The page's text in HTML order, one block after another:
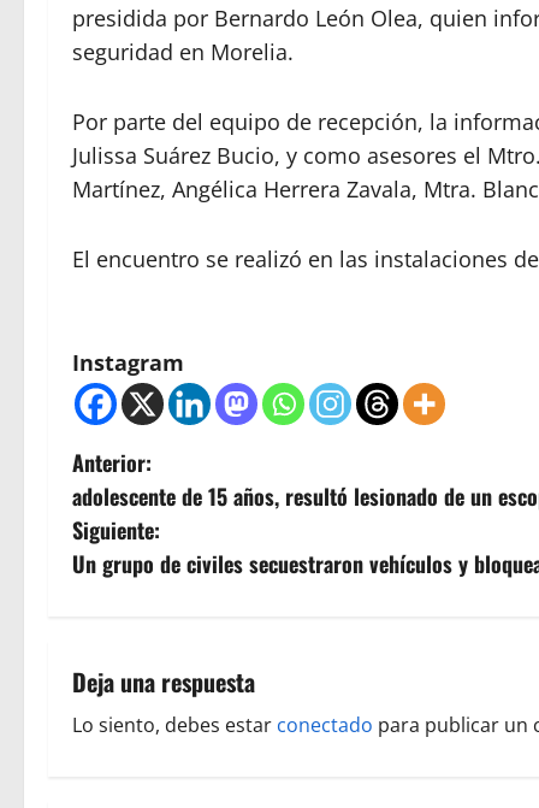
presidida por Bernardo León Olea, quien
seguridad en Morelia.
Por parte del equipo de recepción, la
Julissa Suárez Bucio, y como asesores el
Martínez, Angélica Herrera Zavala, Mtra.
El encuentro se realizó en las instalaciones
Instagram
N
a
v
g
a
Anterior:
adolescente de 15 años, resultó lesionado de un
Siguiente:
Un grupo de civiles secuestraron vehículos y
Deja una respuesta
Lo siento, debes estar conectado para publicar un